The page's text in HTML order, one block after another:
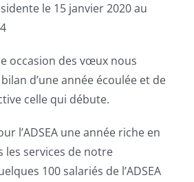
le 15 janvier 2020 au
occasion des vœux nous
d’une année écoulée et de
celle qui débute.
l’ADSEA une année riche en
services de notre
100 salariés de l’ADSEA